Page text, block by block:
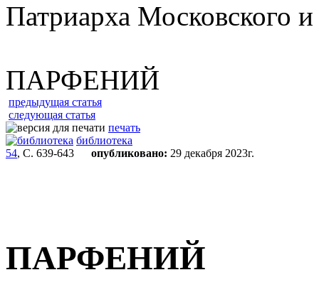
Патриарха Московского
ПАРФЕНИЙ
предыдущая статья
следующая статья
печать
библиотека
54, С. 639-643 опубликовано: 29 декабря 2023г.
ПАРФЕНИЙ